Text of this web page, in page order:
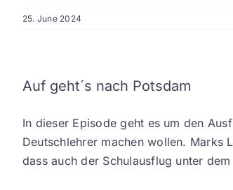
25. June 2024
Auf geht´s nach Potsdam
In dieser Episode geht es um den
Deutschlehrer machen wollen. Marks
dass auch der Schulausflug unter dem